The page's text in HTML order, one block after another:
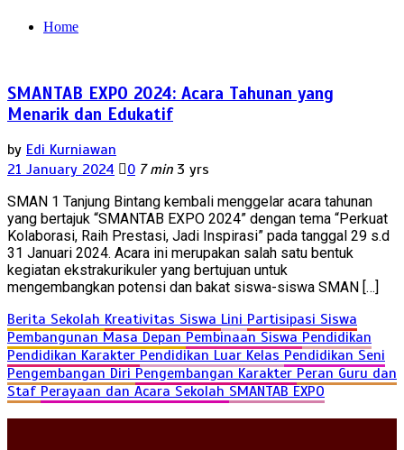
Home
SMANTAB EXPO 2024: Acara Tahunan yang
Menarik dan Edukatif
by Edi Kurniawan
21 January 2024
0 7 min 3 yrs
SMAN 1 Tanjung Bintang kembali menggelar acara tahunan
yang bertajuk “SMANTAB EXPO 2024” dengan tema “Perkuat
Kolaborasi, Raih Prestasi, Jadi Inspirasi” pada tanggal 29 s.d
31 Januari 2024. Acara ini merupakan salah satu bentuk
kegiatan ekstrakurikuler yang bertujuan untuk
mengembangkan potensi dan bakat siswa-siswa SMAN […]
Berita Sekolah Kreativitas Siswa Lini Partisipasi Siswa
Pembangunan Masa Depan Pembinaan Siswa Pendidikan
Pendidikan Karakter Pendidikan Luar Kelas Pendidikan Seni
Pengembangan Diri Pengembangan Karakter Peran Guru dan
Staf Perayaan dan Acara Sekolah SMANTAB EXPO